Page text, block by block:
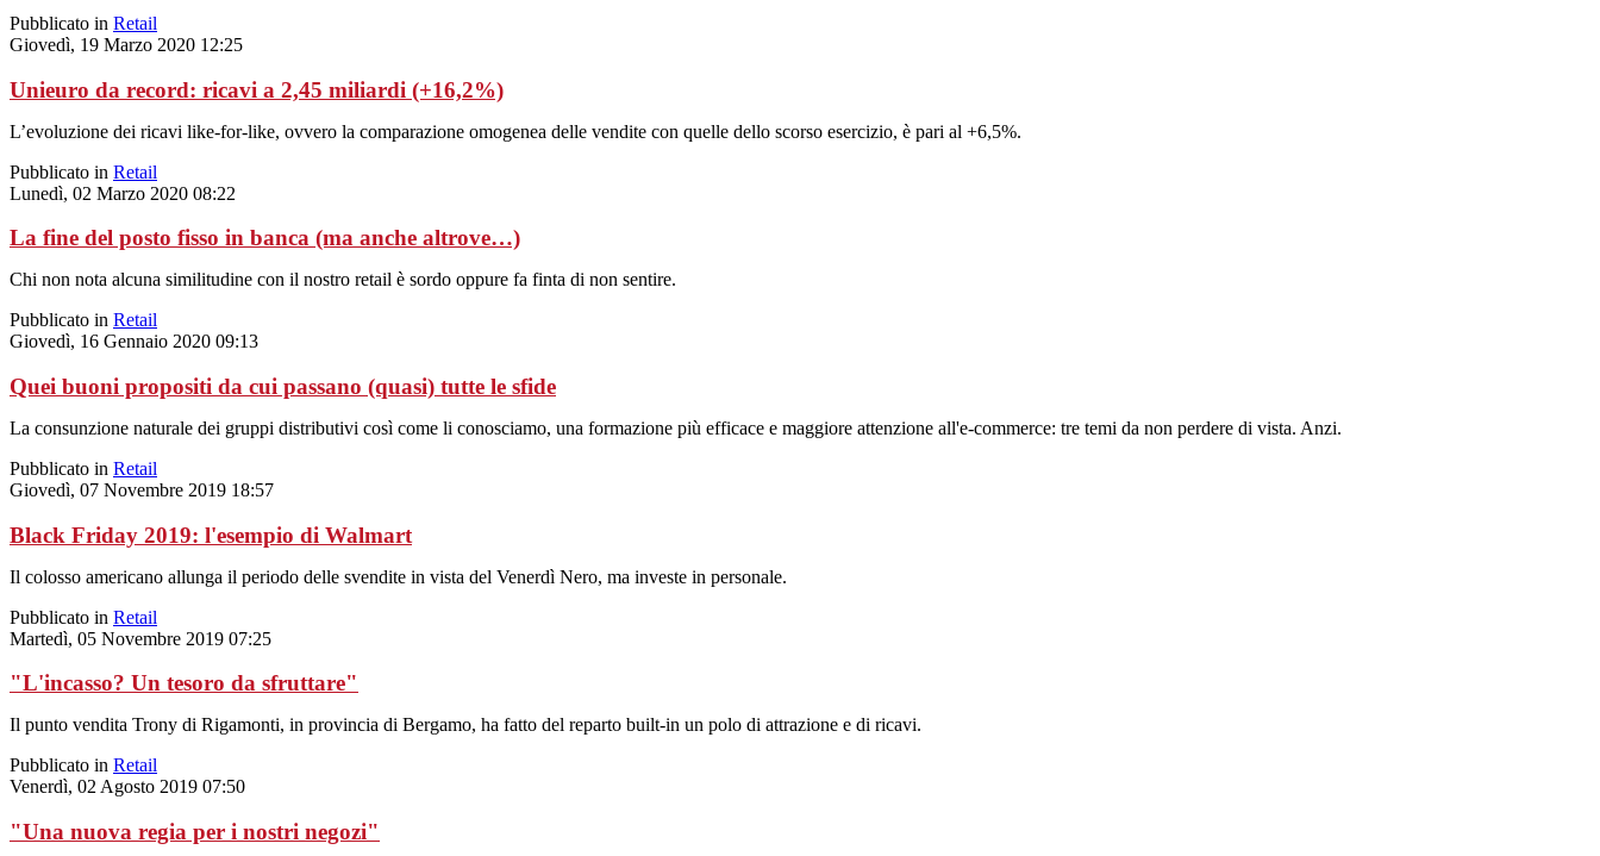
Pubblicato in Retail
Giovedì, 19 Marzo 2020 12:25
Unieuro da record: ricavi a 2,45 miliardi (+16,2%)
L’evoluzione dei ricavi like-for-like, ovvero la comparazione omogenea delle vendite con quelle dello scorso esercizio, è pari al +6,5%.
Pubblicato in Retail
Lunedì, 02 Marzo 2020 08:22
La fine del posto fisso in banca (ma anche altrove…)
Chi non nota alcuna similitudine con il nostro retail è sordo oppure fa finta di non sentire.
Pubblicato in Retail
Giovedì, 16 Gennaio 2020 09:13
Quei buoni propositi da cui passano (quasi) tutte le sfide
La consunzione naturale dei gruppi distributivi così come li conosciamo, una formazione più efficace e maggiore attenzione all'e-commerce: tre temi da non perdere di vista. Anzi.
Pubblicato in Retail
Giovedì, 07 Novembre 2019 18:57
Black Friday 2019: l'esempio di Walmart
Il colosso americano allunga il periodo delle svendite in vista del Venerdì Nero, ma investe in personale.
Pubblicato in Retail
Martedì, 05 Novembre 2019 07:25
"L'incasso? Un tesoro da sfruttare"
Il punto vendita Trony di Rigamonti, in provincia di Bergamo, ha fatto del reparto built-in un polo di attrazione e di ricavi.
Pubblicato in Retail
Venerdì, 02 Agosto 2019 07:50
"Una nuova regia per i nostri negozi"